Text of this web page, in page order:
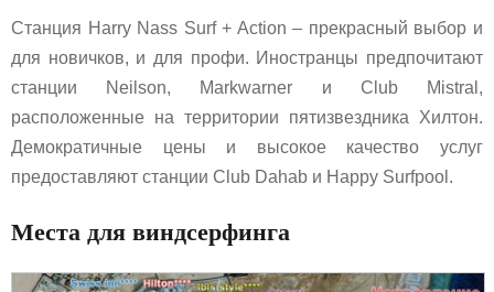
Станция Harry Nass Surf + Action – прекрасный выбор и
для новичков, и для профи. Иностранцы предпочитают
станции Neilson, Markwarner и Club Mistral,
расположенные на территории пятизвездника Хилтон.
Демократичные цены и высокое качество услуг
предоставляют станции Club Dahab и Happy Surfpool.
Места для виндсерфинга